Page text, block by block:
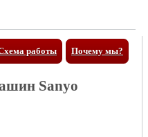
Почему мы?
работы
Sanyo